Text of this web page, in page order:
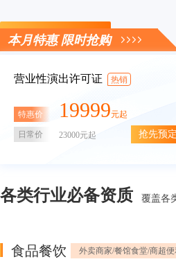
立即咨询
本月特惠 限时抢购
营业性演出许可证 热销
特惠价 19999元起
日常价 23000元起 抢先预定
各类行业必备资质 覆盖各
食品餐饮 外卖商家/餐馆食堂/商超